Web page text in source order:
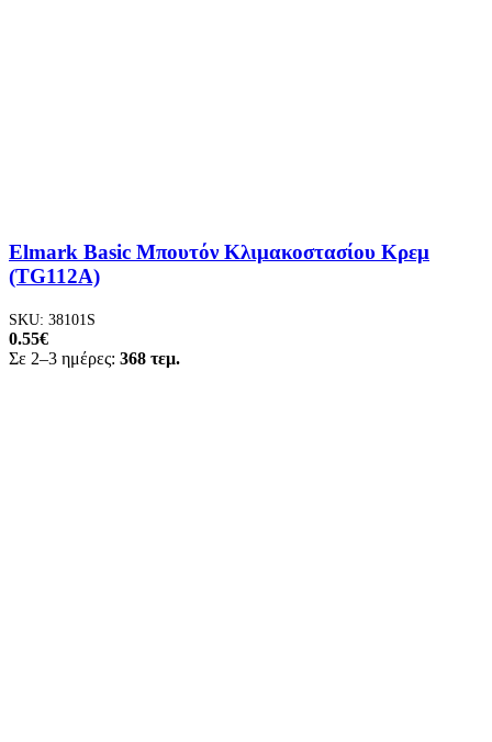
Elmark Basic Μπουτόν Κλιμακοστασίου Κρεμ
(TG112A)
SKU: 38101S
0.55€
Σε 2–3 ημέρες: 368 τεμ.